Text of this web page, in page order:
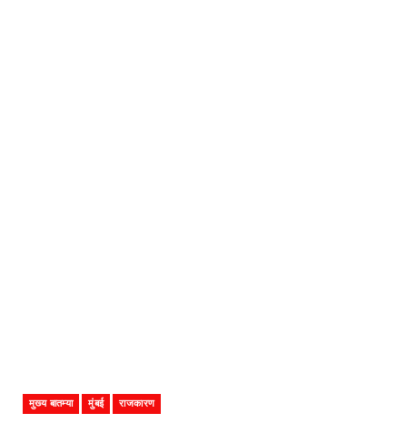
मुख्य बातम्या मुंबई राजकारण